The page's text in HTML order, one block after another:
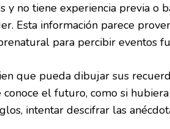
y no tiene experiencia previa o
Esta información parece
para percibir eventos
que pueda dibujar sus
el futuro, como si
intentar descifrar las